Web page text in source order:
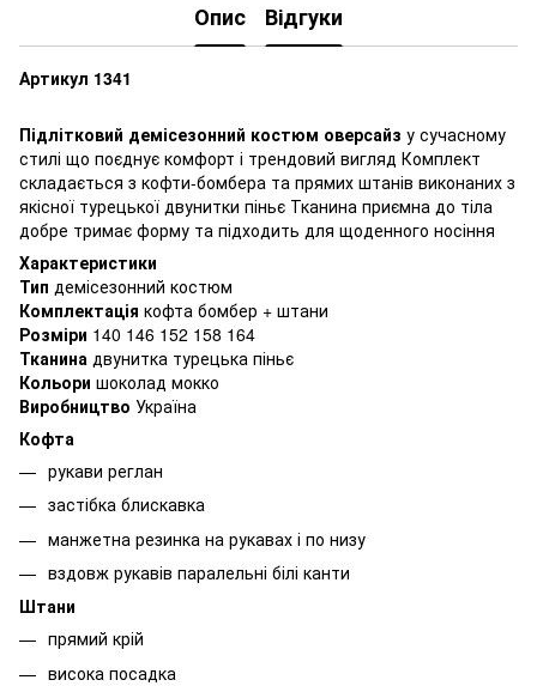
Опис Відгуки
Артикул 1341
Підлітковий демісезонний костюм оверсайз у сучасному
стилі що поєднує комфорт і трендовий вигляд Комплект
складається з кофти-бомбера та прямих штанів виконаних з
якісної турецької двунитки піньє Тканина приємна до тіла
добре тримає форму та підходить для щоденного носіння
Характеристики
Тип демісезонний костюм
Комплектація кофта бомбер + штани
Розміри 140 146 152 158 164
Тканина двунитка турецька піньє
Кольори шоколад мокко
Виробництво Україна
Кофта
рукави реглан
застібка блискавка
манжетна резинка на рукавах і по низу
вздовж рукавів паралельні білі канти
Штани
прямий крій
висока посадка